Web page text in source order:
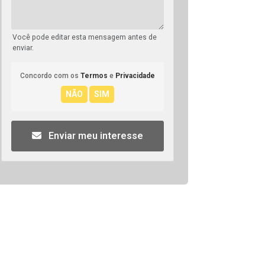
Você pode editar esta mensagem antes de
enviar.
Concordo com os Termos e Privacidade
Enviar meu interesse